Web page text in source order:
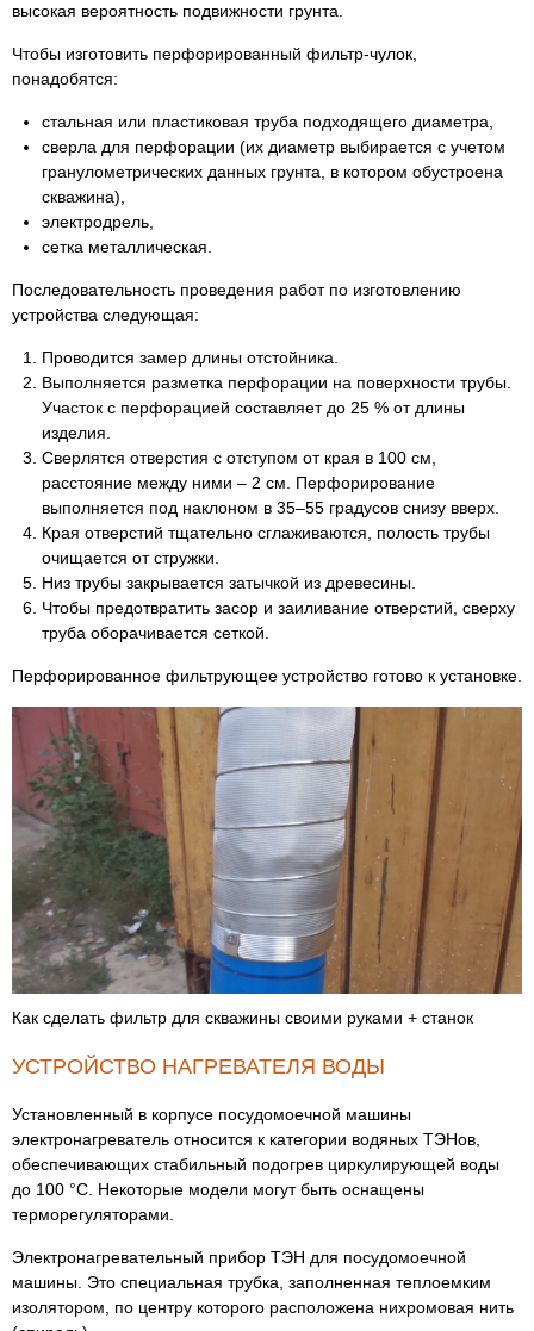
высокая вероятность подвижности грунта.
Чтобы изготовить перфорированный фильтр-чулок,
понадобятся:
стальная или пластиковая труба подходящего диаметра,
сверла для перфорации (их диаметр выбирается с учетом
гранулометрических данных грунта, в котором обустроена
скважина),
электродрель,
сетка металлическая.
Последовательность проведения работ по изготовлению
устройства следующая:
Проводится замер длины отстойника.
Выполняется разметка перфорации на поверхности трубы.
Участок с перфорацией составляет до 25 % от длины
изделия.
Сверлятся отверстия с отступом от края в 100 см,
расстояние между ними – 2 см. Перфорирование
выполняется под наклоном в 35–55 градусов снизу вверх.
Края отверстий тщательно сглаживаются, полость трубы
очищается от стружки.
Низ трубы закрывается затычкой из древесины.
Чтобы предотвратить засор и заиливание отверстий, сверху
труба оборачивается сеткой.
Перфорированное фильтрующее устройство готово к установке.
Как сделать фильтр для скважины своими руками + станок
УСТРОЙСТВО НАГРЕВАТЕЛЯ ВОДЫ
Установленный в корпусе посудомоечной машины
электронагреватель относится к категории водяных ТЭНов,
обеспечивающих стабильный подогрев циркулирующей воды
до 100 °C. Некоторые модели могут быть оснащены
терморегуляторами.
Электронагревательный прибор ТЭН для посудомоечной
машины. Это специальная трубка, заполненная теплоемким
изолятором, по центру которого расположена нихромовая нить